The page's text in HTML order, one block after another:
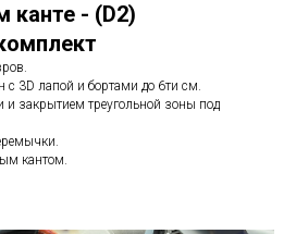
канте - (D2)
с 3D лапой и бортами до 6ти см.
и закрытием треугольной зоны под
кантом.